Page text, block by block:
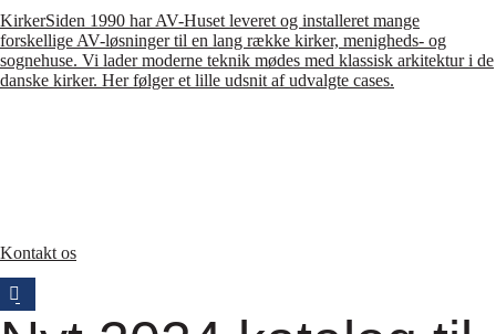
KirkerSiden 1990 har AV-Huset leveret og installeret mange
forskellige AV-løsninger til en lang række kirker, menigheds- og
sognehuse. Vi lader moderne teknik mødes med klassisk arkitektur i de
danske kirker. Her følger et lille udsnit af udvalgte cases.
Kontakt os